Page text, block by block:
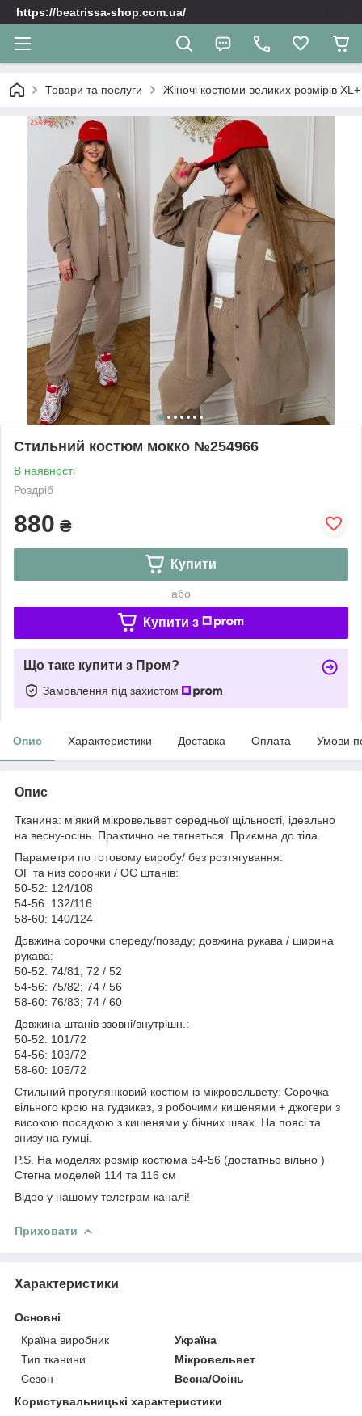
https://beatrissa-shop.com.ua/
Товари та послуги Жіночі костюми великих розмірів
Стильний костюм мокко №254966
В наявності
Роздріб
880 ₴
Купити
або
Купити з
Що таке купити з Пром?
Замовлення під захистом
Опис Характеристики Доставка Оплата Умови
Опис
Тканина: м’який мікровельвет середньої щільності, ідеально
на весну-осінь. Практично не тягнеться. Приємна до тіла.
Параметри по готовому виробу/ без розтягування:
ОГ та низ сорочки / ОС штанів:
50-52: 124/108
54-56: 132/116
58-60: 140/124
Довжина сорочки спереду/позаду; довжина рукава / ширина
рукава:
50-52: 74/81; 72 / 52
54-56: 75/82; 74 / 56
58-60: 76/83; 74 / 60
Довжина штанів ззовні/внутрішн.:
50-52: 101/72
54-56: 103/72
58-60: 105/72
Стильний прогулянковий костюм із мікровельвету: Сорочка
вільного крою на гудзиказ, з робочими кишенями + джогери з
високою посадкою з кишенями у бічних швах. На поясі та
знизу на гумці.
P.S. На моделях розмір костюма 54-56 (достатньо вільно )
Стегна моделей 114 та 116 см
Відео у нашому телеграм каналі!
Приховати
Характеристики
Основні
Країна виробник
Україна
Тип тканини
Мікровельвет
Сезон
Весна/Осінь
Користувальницькі характеристики